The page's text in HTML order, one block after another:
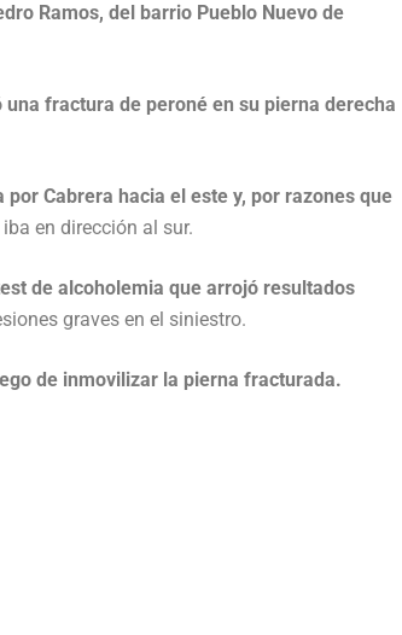
Ramos, del barrio Pueblo Nuevo de
fractura de peroné en su pierna derecha
Cabrera hacia el este y, por razones que
en dirección al sur.
de alcoholemia que arrojó resultados
graves en el siniestro.
de inmovilizar la pierna fracturada.